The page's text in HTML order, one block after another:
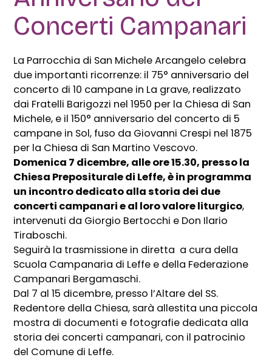
Concerti Campanari
La Parrocchia di San Michele Arcangelo celebra
due importanti ricorrenze: il 75° anniversario del
concerto di 10 campane in La grave, realizzato
dai Fratelli Barigozzi nel 1950 per la Chiesa di San
Michele, e il 150° anniversario del concerto di 5
campane in Sol, fuso da Giovanni Crespi nel 1875
per la Chiesa di San Martino Vescovo.
Domenica 7 dicembre, alle ore 15.30, presso la
Chiesa Prepositurale di Leffe, è in programma
un incontro dedicato alla storia dei due
concerti campanari e al loro valore liturgico,
intervenuti da Giorgio Bertocchi e Don Ilario
Tiraboschi.
Seguirà la trasmissione in diretta a cura della
Scuola Campanaria di Leffe e della Federazione
Campanari Bergamaschi.
Dal 7 al 15 dicembre, presso l’Altare del SS.
Redentore della Chiesa, sarà allestita una piccola
mostra di documenti e fotografie dedicata alla
storia dei concerti campanari, con il patrocinio
del Comune di Leffe.